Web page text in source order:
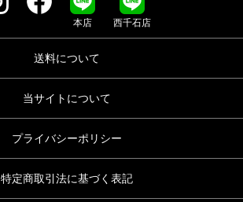
本店 西千石店
送料について
当サイトについて
プライバシーポリシー
特定商取引法に基づく表記